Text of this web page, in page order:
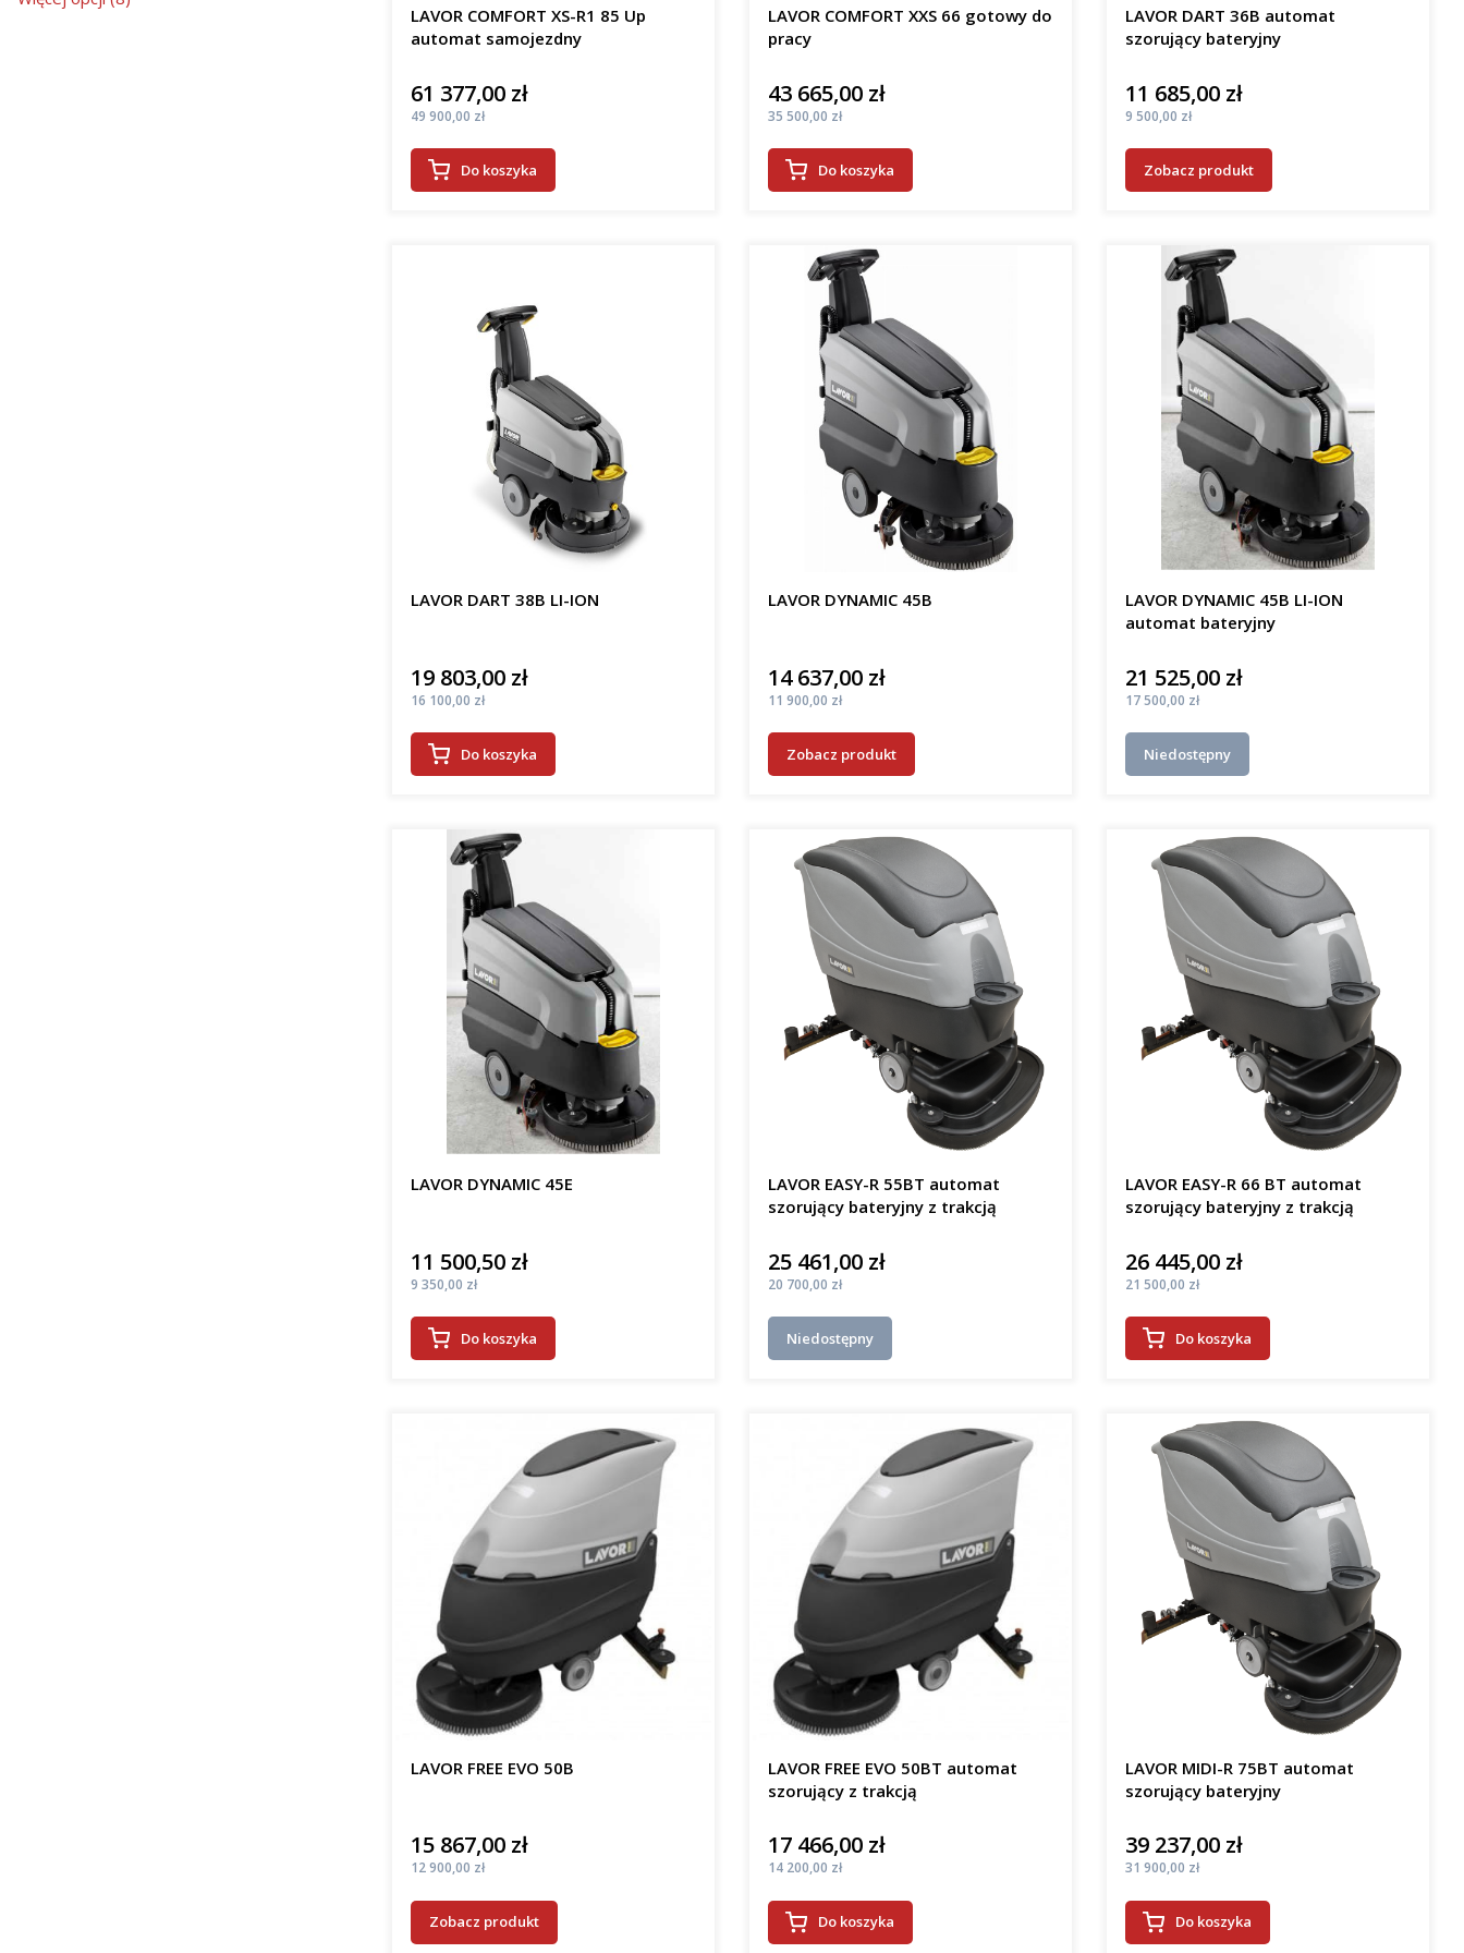
LAVOR COMFORT XS-R1 85 Up
automat samojezdny
Cena
61 377,00 zł
Cena
49 900,00 zł
Do koszyka
LAVOR COMFORT XXS 66 gotowy do
pracy
Cena
43 665,00 zł
Cena
35 500,00 zł
Do koszyka
LAVOR DART 36B automat
szorujący bateryjny
Cena
11 685,00 zł
Cena
9 500,00 zł
Zobacz produkt
LAVOR DART 38B LI-ION
Cena
19 803,00 zł
Cena
16 100,00 zł
Do koszyka
LAVOR DYNAMIC 45B
Cena
14 637,00 zł
Cena
11 900,00 zł
Zobacz produkt
LAVOR DYNAMIC 45B LI-ION
automat bateryjny
Cena
21 525,00 zł
Cena
17 500,00 zł
Niedostępny
LAVOR DYNAMIC 45E
Cena
11 500,50 zł
Cena
9 350,00 zł
Do koszyka
LAVOR EASY-R 55BT automat
szorujący bateryjny z trakcją
Cena
25 461,00 zł
Cena
20 700,00 zł
Niedostępny
LAVOR EASY-R 66 BT automat
szorujący bateryjny z trakcją
Cena
26 445,00 zł
Cena
21 500,00 zł
Do koszyka
LAVOR FREE EVO 50B
Cena
15 867,00 zł
Cena
12 900,00 zł
Zobacz produkt
LAVOR FREE EVO 50BT automat
szorujący z trakcją
Cena
17 466,00 zł
Cena
14 200,00 zł
Do koszyka
LAVOR MIDI-R 75BT automat
szorujący bateryjny
Cena
39 237,00 zł
Cena
31 900,00 zł
Do koszyka